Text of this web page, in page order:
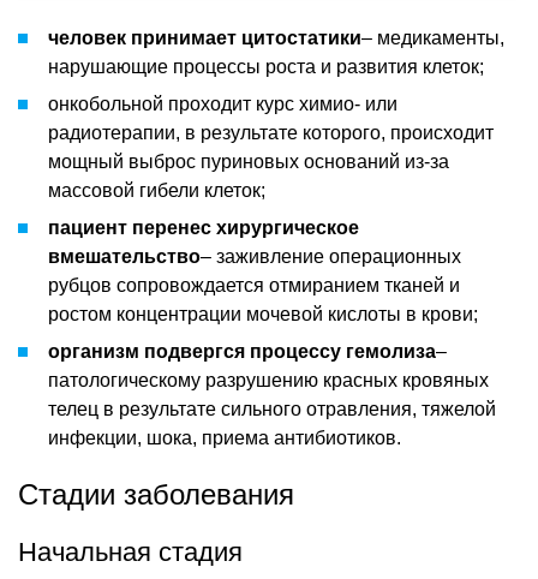
человек принимает цитостатики– медикаменты,
нарушающие процессы роста и развития клеток;
онкобольной проходит курс химио- или
радиотерапии, в результате которого, происходит
мощный выброс пуриновых оснований из-за
массовой гибели клеток;
пациент перенес хирургическое
вмешательство– заживление операционных
рубцов сопровождается отмиранием тканей и
ростом концентрации мочевой кислоты в крови;
организм подвергся процессу гемолиза–
патологическому разрушению красных кровяных
телец в результате сильного отравления, тяжелой
инфекции, шока, приема антибиотиков.
Стадии заболевания
Начальная стадия